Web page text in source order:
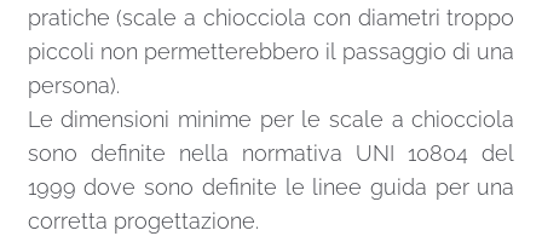
pratiche (scale a chiocciola con diametri troppo
piccoli non permetterebbero il passaggio di una
persona).
Le dimensioni minime per le scale a chiocciola
sono definite nella normativa UNI 10804 del
1999 dove sono definite le linee guida per una
corretta progettazione.